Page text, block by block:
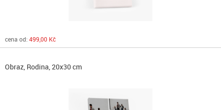
cena od: 499,00 Kč
Obraz, Rodina, 20x30 cm